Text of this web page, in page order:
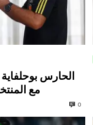
الحارس
مع
0